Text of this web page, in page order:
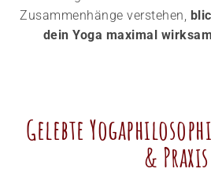
Zusammenhänge verstehen,
dein Yoga maximal
Gelebte
& Praxis​